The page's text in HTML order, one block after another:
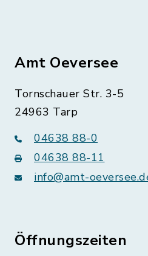
Amt Oeversee
Tornschauer Str. 3-5
24963 Tarp
04638 88-0
04638 88-11
info@amt-
Öffnungszeiten